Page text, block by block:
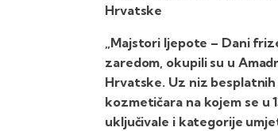
Hrvatske
„Majstori ljepote – Dani
zaredom, okupili su u
Hrvatske. Uz niz
kozmetičara na kojem se u
uključivale i kategorije